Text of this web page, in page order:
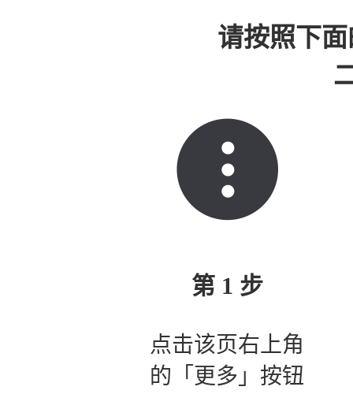
请按照下
第 1 步
点击该页右上角
的「更多」按钮